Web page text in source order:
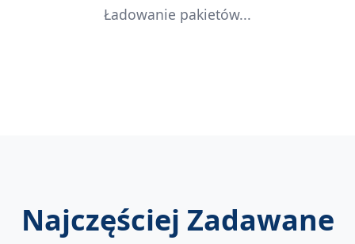
Ładowanie pakietów...
Najczęściej Zadawane